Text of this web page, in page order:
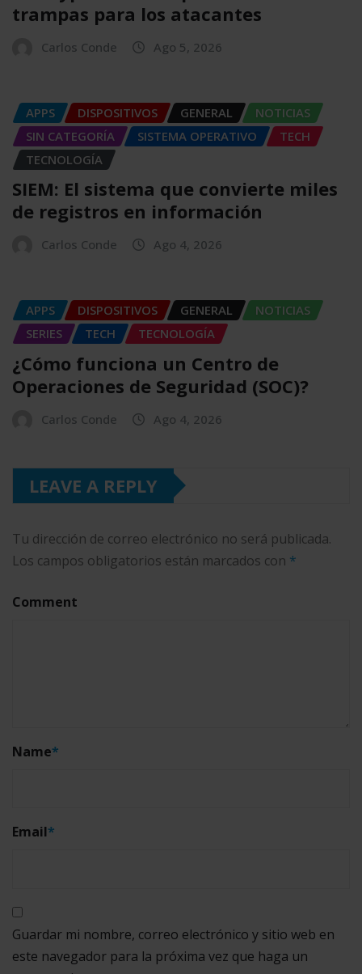
trampas para los atacantes
Carlos Conde Ago 5, 2026
APPS DISPOSITIVOS GENERAL
NOTICIAS
SIN CATEGORÍA
SISTEMA OPERATIVO
TECH
TECNOLOGÍA
SIEM: El sistema que convierte miles
de registros en información
Carlos Conde Ago 4, 2026
APPS DISPOSITIVOS GENERAL
NOTICIAS
SERIES
TECH TECNOLOGÍA
¿Cómo funciona un Centro de
Operaciones de Seguridad (SOC)?
Carlos Conde Ago 4, 2026
LEAVE A REPLY
Tu dirección de correo electrónico no será publicada.
Los campos obligatorios están marcados con *
Comment
Name*
Email*
Guardar mi nombre, correo electrónico y sitio web en
este navegador para la próxima vez que haga un